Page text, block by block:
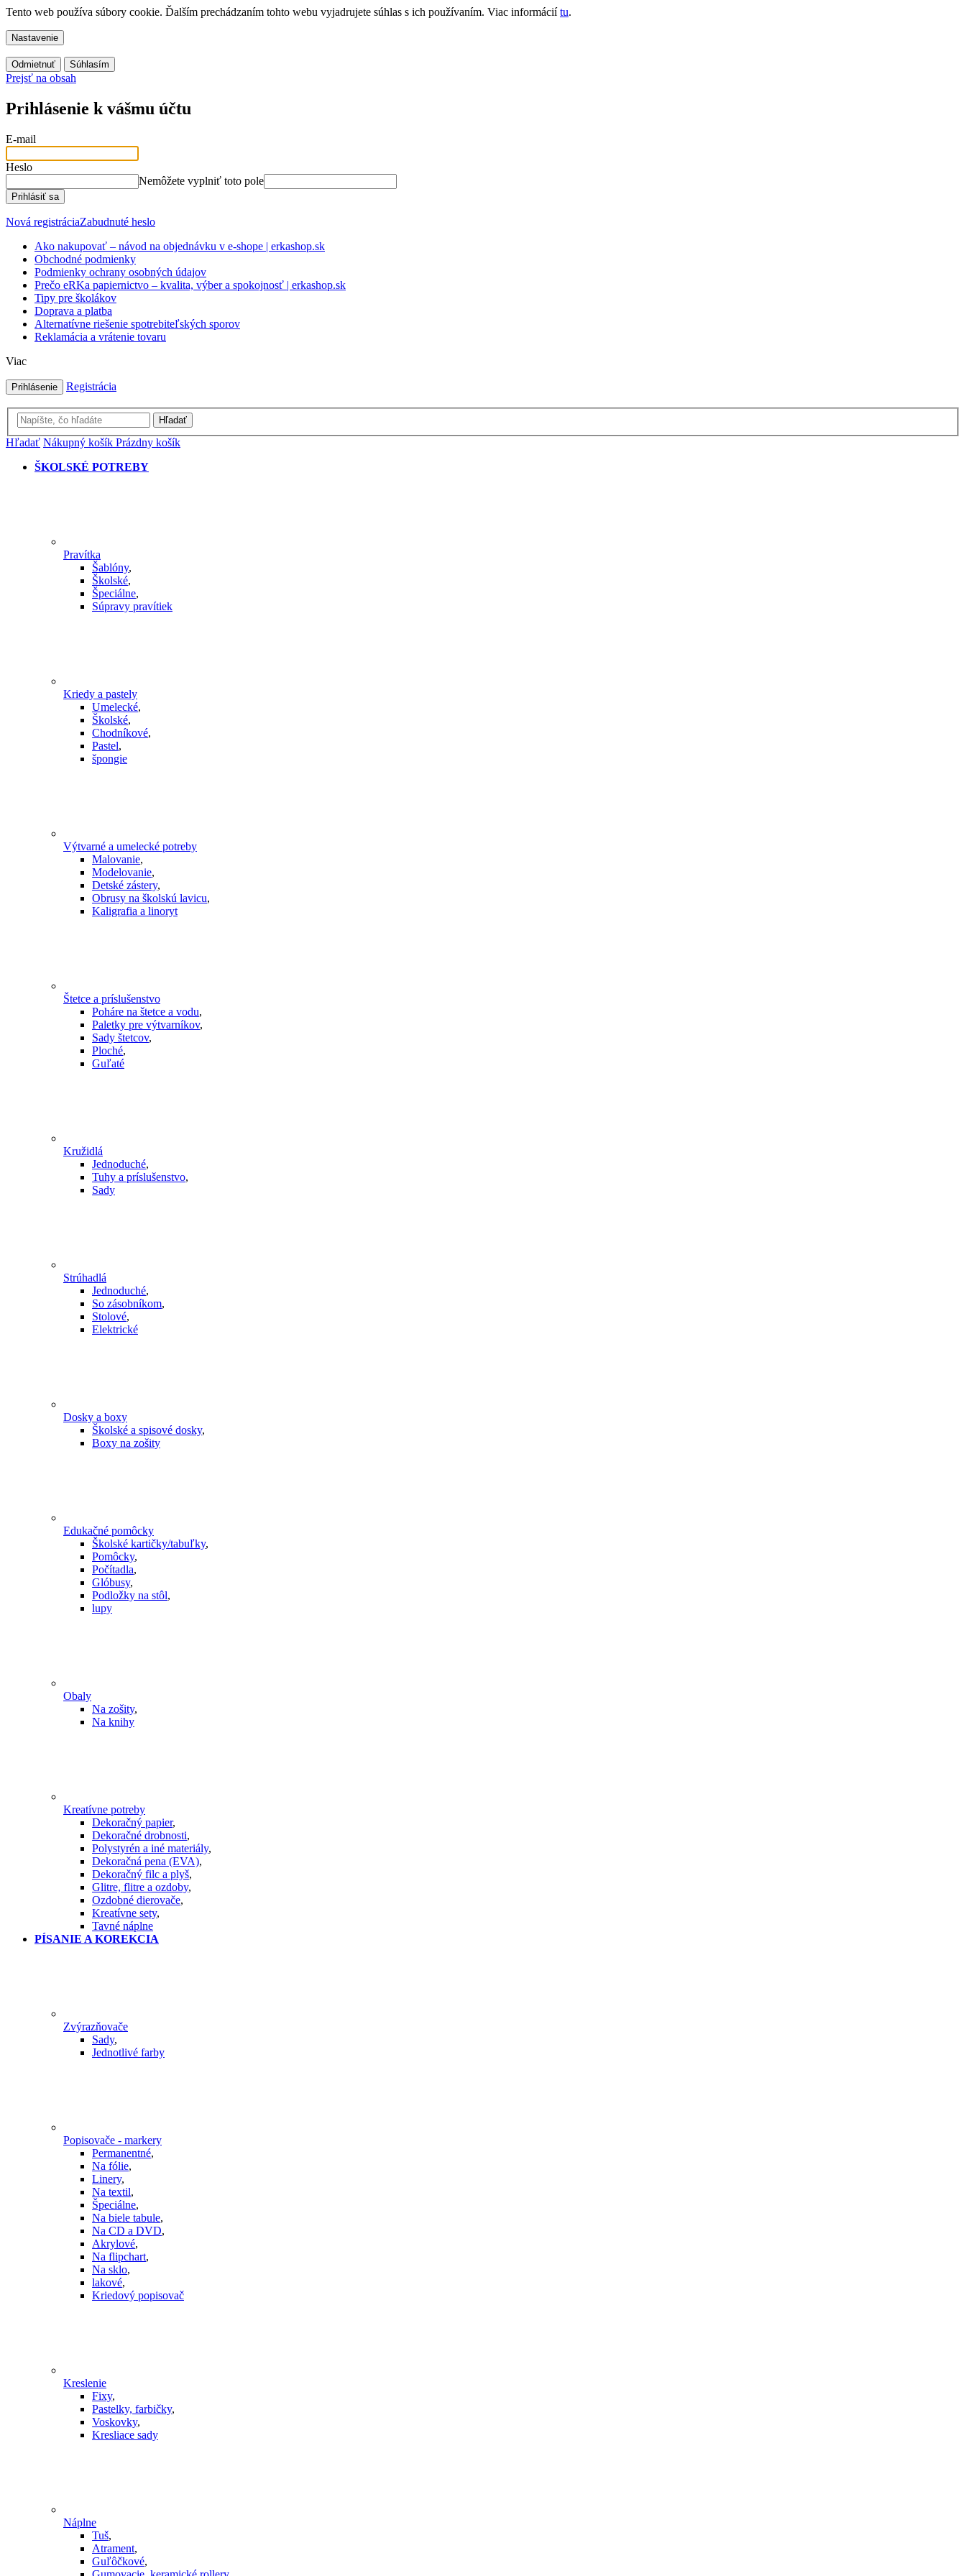
Tento web používa súbory cookie. Ďalším prechádzaním tohto webu vyjadrujete súhlas s ich používaním. Viac informáciítu.
Nastavenie
Odmietnuť Súhlasím
Prejsť na obsah
Prihlásenie k vášmu účtu
E-mail
Heslo
Nemôžete vyplniť toto pole
Prihlásiť sa
Nová registráciaZabudnuté heslo
Ako nakupovať – návod na objednávku v e-shope | erkashop.sk
Obchodné podmienky
Podmienky ochrany osobných údajov
Prečo eRKa papiernictvo – kvalita, výber a spokojnosť | erkashop.sk
Tipy pre školákov
Doprava a platba
Alternatívne riešenie spotrebiteľských sporov
Reklamácia a vrátenie tovaru
Viac
Prihlásenie Registrácia
Hľadať
Hľadať Nákupný košík Prázdny košík
ŠKOLSKÉ POTREBY
Pravítka
Šablóny,
Školské,
Špeciálne,
Súpravy pravítiek
Kriedy a pastely
Umelecké,
Školské,
Chodníkové,
Pastel,
špongie
Výtvarné a umelecké potreby
Malovanie,
Modelovanie,
Detské zástery,
Obrusy na školskú lavicu,
Kaligrafia a linoryt
Štetce a príslušenstvo
Poháre na štetce a vodu,
Paletky pre výtvarníkov,
Sady štetcov,
Ploché,
Guľaté
Kružidlá
Jednoduché,
Tuhy a príslušenstvo,
Sady
Strúhadlá
Jednoduché,
So zásobníkom,
Stolové,
Elektrické
Dosky a boxy
Školské a spisové dosky,
Boxy na zošity
Edukačné pomôcky
Školské kartičky/tabuľky,
Pomôcky,
Počítadla,
Glóbusy,
Podložky na stôl,
lupy
Obaly
Na zošity,
Na knihy
Kreatívne potreby
Dekoračný papier,
Dekoračné drobnosti,
Polystyrén a iné materiály,
Dekoračná pena (EVA),
Dekoračný filc a plyš,
Glitre, flitre a ozdoby,
Ozdobné dierovače,
Kreatívne sety,
Tavné náplne
PÍSANIE A KOREKCIA
Zvýrazňovače
Sady,
Jednotlivé farby
Popisovače - markery
Permanentné,
Na fólie,
Linery,
Na textil,
Špeciálne,
Na biele tabule,
Na CD a DVD,
Akrylové,
Na flipchart,
Na sklo,
lakové,
Kriedový popisovač
Kreslenie
Fixy,
Pastelky, farbičky,
Voskovky,
Kresliace sady
Náplne
Tuš,
Atrament,
Guľôčkové,